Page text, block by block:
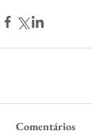
Comentários